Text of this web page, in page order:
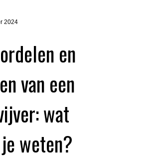
2024
en
van een
wat
weten?